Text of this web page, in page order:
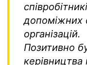
допоміжних
організацій.
Позитивно